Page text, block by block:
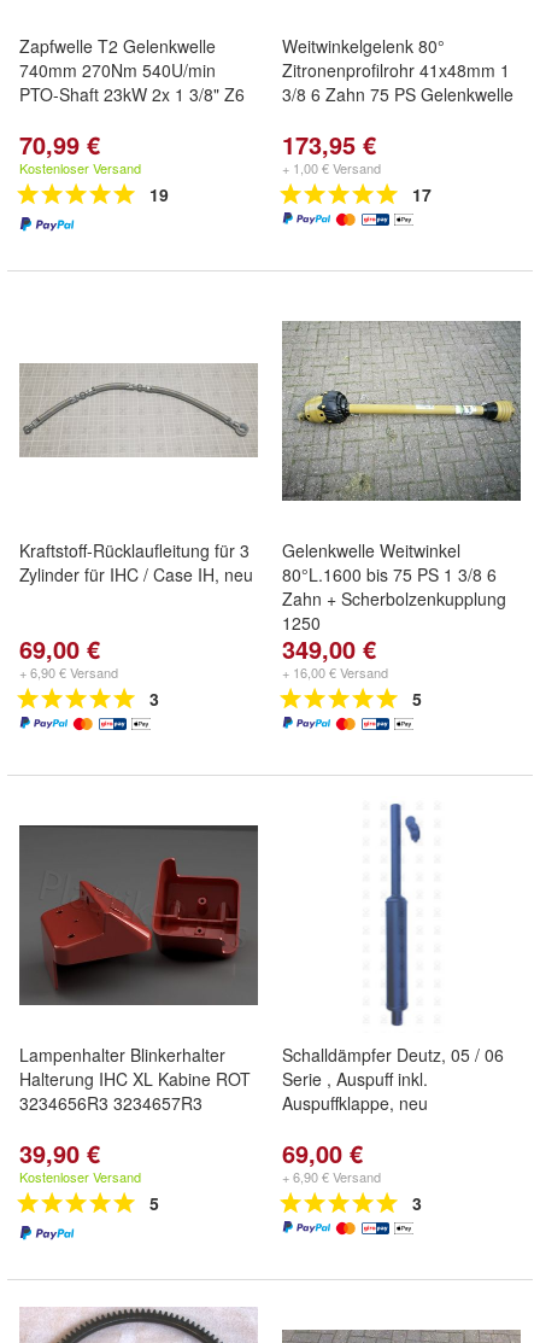
Zapfwelle T2 Gelenkwelle
740mm 270Nm 540U/min
PTO-Shaft 23kW 2x 1 3/8" Z6
70,99 €
Kostenloser Versand
19
Weitwinkelgelenk 80°
Zitronenprofilrohr 41x48mm 1
3/8 6 Zahn 75 PS Gelenkwelle
173,95 €
+ 1,00 € Versand
17
Kraftstoff-Rücklaufleitung für 3
Zylinder für IHC / Case IH, neu
69,00 €
+ 6,90 € Versand
3
Gelenkwelle Weitwinkel
80°L.1600 bis 75 PS 1 3/8 6
Zahn + Scherbolzenkupplung
1250
349,00 €
+ 16,00 € Versand
5
Lampenhalter Blinkerhalter
Halterung IHC XL Kabine ROT
3234656R3 3234657R3
39,90 €
Kostenloser Versand
5
Schalldämpfer Deutz, 05 / 06
Serie , Auspuff inkl.
Auspuffklappe, neu
69,00 €
+ 6,90 € Versand
3